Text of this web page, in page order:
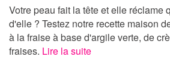
Votre peau fait la tête et elle réclame
d'elle ? Testez notre recette maison
à la fraise à base d'argile verte, de
fraises. Lire la suite